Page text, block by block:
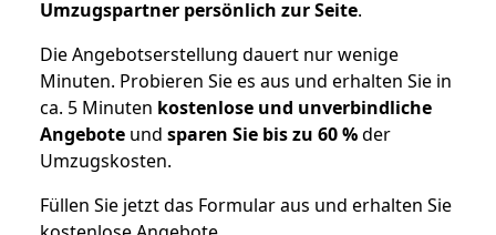
Umzugspartner persönlich zur Seite.
Die Angebotserstellung dauert nur wenige
Minuten. Probieren Sie es aus und erhalten Sie in
ca. 5 Minuten kostenlose und unverbindliche
Angebote und sparen Sie bis zu 60 %der
Umzugskosten.
Füllen Sie jetzt das Formular aus und erhalten Sie